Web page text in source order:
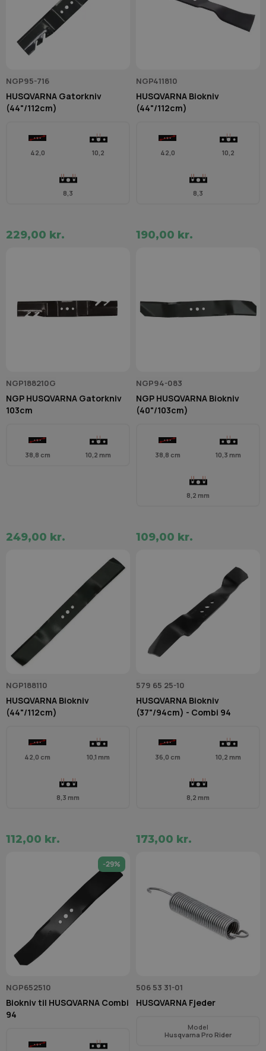
NGP95-716
HUSQVARNA Gatorkniv
(44"/112cm)
42,0 10,2
8,3
229,00 kr.
NGP411810
HUSQVARNA Biokniv
(44"/112cm)
42,0 10,2
8,3
190,00 kr.
NGP188210G
NGP HUSQVARNA Gatorkniv
103cm
38,8 cm 10,2 mm
249,00 kr.
NGP94-083
NGP HUSQVARNA Biokniv
(40"/103cm)
38,8 cm 10,3 mm
8,2 mm
109,00 kr.
NGP188110
HUSQVARNA Biokniv
(44"/112cm)
42,0 cm 10,1 mm
8,3 mm
112,00 kr.
579 65 25-10
HUSQVARNA Biokniv
(37"/94cm) - Combi 94
36,0 cm 10,2 mm
8,2 mm
173,00 kr.
-29%
NGP652510
Biokniv til HUSQVARNA Combi
94
506 53 31-01
HUSQVARNA Fjeder
Model
Husqvarna Pro Rider